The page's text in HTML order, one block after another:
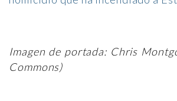
Imagen de portada: Chris
Commons)